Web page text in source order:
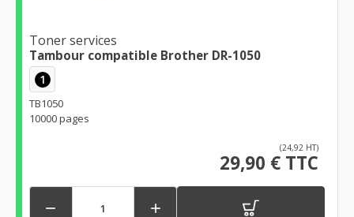
Toner services
Tambour compatible Brother DR-1050
1
TB1050
10000 pages
(24,92 HT)
29,90 € TTC
 